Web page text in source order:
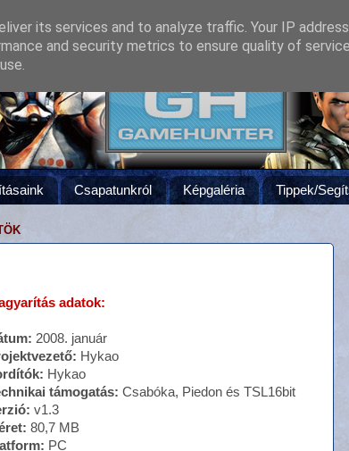
Csapatunkról Képgaléria Tippek/
adatok:
2008. január
Hykao
Hykao
támogatás: Csabóka, Piedon és TSL16bit
v1.3
80,7 MB
PC
its services and to analyze traffic. Your IP
and security metrics to ensure quality of